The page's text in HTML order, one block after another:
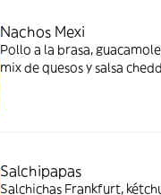
Nachos Mexi
Pollo a la brasa,
mix de quesos y salsa
Salchipapas
Salchichas Frankfurt,